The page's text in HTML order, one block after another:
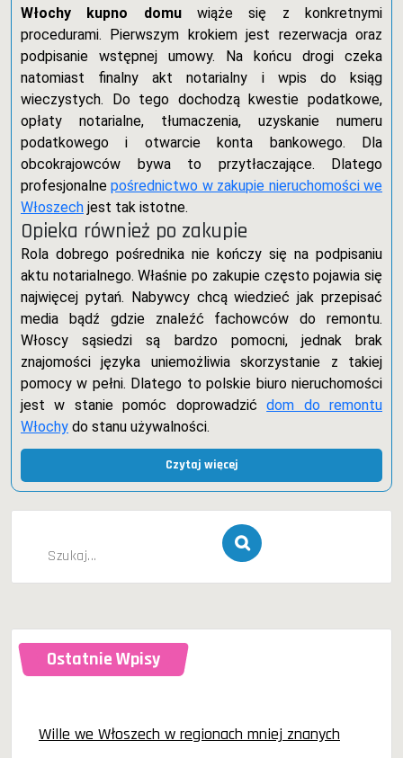
Włochy kupno domuwiąże się z konkretnymi
procedurami. Pierwszym krokiem jest rezerwacja oraz
podpisanie wstępnej umowy. Na końcu drogi czeka
natomiast finalny akt notarialny i wpis do ksiąg
wieczystych. Do tego dochodzą kwestie podatkowe,
opłaty notarialne, tłumaczenia, uzyskanie numeru
podatkowego i otwarcie konta bankowego. Dla
obcokrajowców bywa to przytłaczające. Dlatego
profesjonalnepośrednictwo w zakupie nieruchomości we
Włoszech jest tak istotne.
Opieka również po zakupie
Rola dobrego pośrednika nie kończy się na podpisaniu
aktu notarialnego. Właśnie po zakupie często pojawia się
najwięcej pytań. Nabywcy chcą wiedzieć jak przepisać
media bądź gdzie znaleźć fachowców do remontu.
Włoscy sąsiedzi są bardzo pomocni, jednak brak
znajomości języka uniemożliwia skorzystanie z takiej
pomocy w pełni. Dlatego to polskie biuro nieruchomości
jest w stanie pomóc doprowadzićdom do remontu
Włochy do stanu używalności.
Czytaj więcej
Szukaj
Ostatnie Wpisy
Wille we Włoszech w regionach mniej znanych